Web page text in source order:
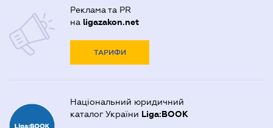
Реклама та PR
на ligazakon.net
ТАРИФИ
Національний юридичний
каталог України Liga:BOOK